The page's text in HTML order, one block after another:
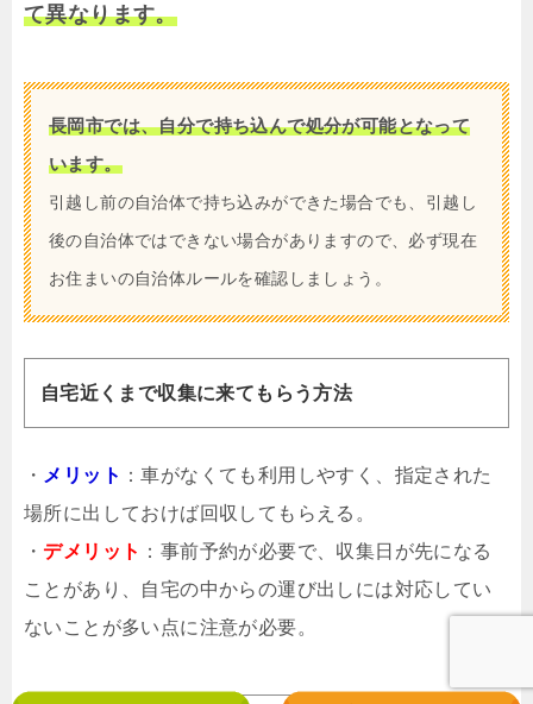
て異なります。
長岡市では、自分で持ち込んで処分が可能となって
います。
引越し前の自治体で持ち込みができた場合でも、引越し
後の自治体ではできない場合がありますので、必ず現在
お住まいの自治体ルールを確認しましょう。
自宅近くまで収集に来てもらう方法
・ メリット ：車がなくても利用しやすく、指定された
場所に出しておけば回収してもらえる。
・デメリット ：事前予約が必要で、収集日が先になる
ことがあり、自宅の中からの運び出しには対応してい
ないことが多い点に注意が必要。